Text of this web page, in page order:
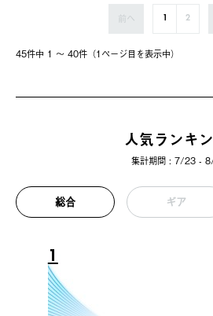
45件中 1 〜 40件（1ページ⽬を表⽰中）
前へ 1 2
人気ランキ
集計期間 : 7/23 -
総合 ギア
1